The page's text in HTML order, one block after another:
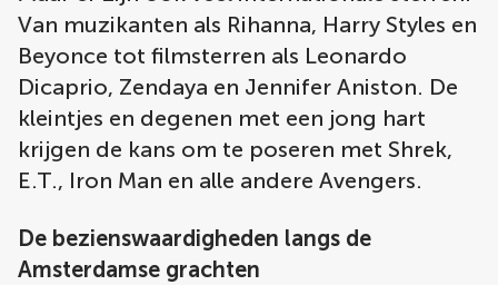
Van muzikanten als Rihanna, Harry Styles en
Beyonce tot filmsterren als Leonardo
Dicaprio, Zendaya en Jennifer Aniston. De
kleintjes en degenen met een jong hart
krijgen de kans om te poseren met Shrek,
E.T., Iron Man en alle andere Avengers.
De bezienswaardigheden langs de
Amsterdamse grachten